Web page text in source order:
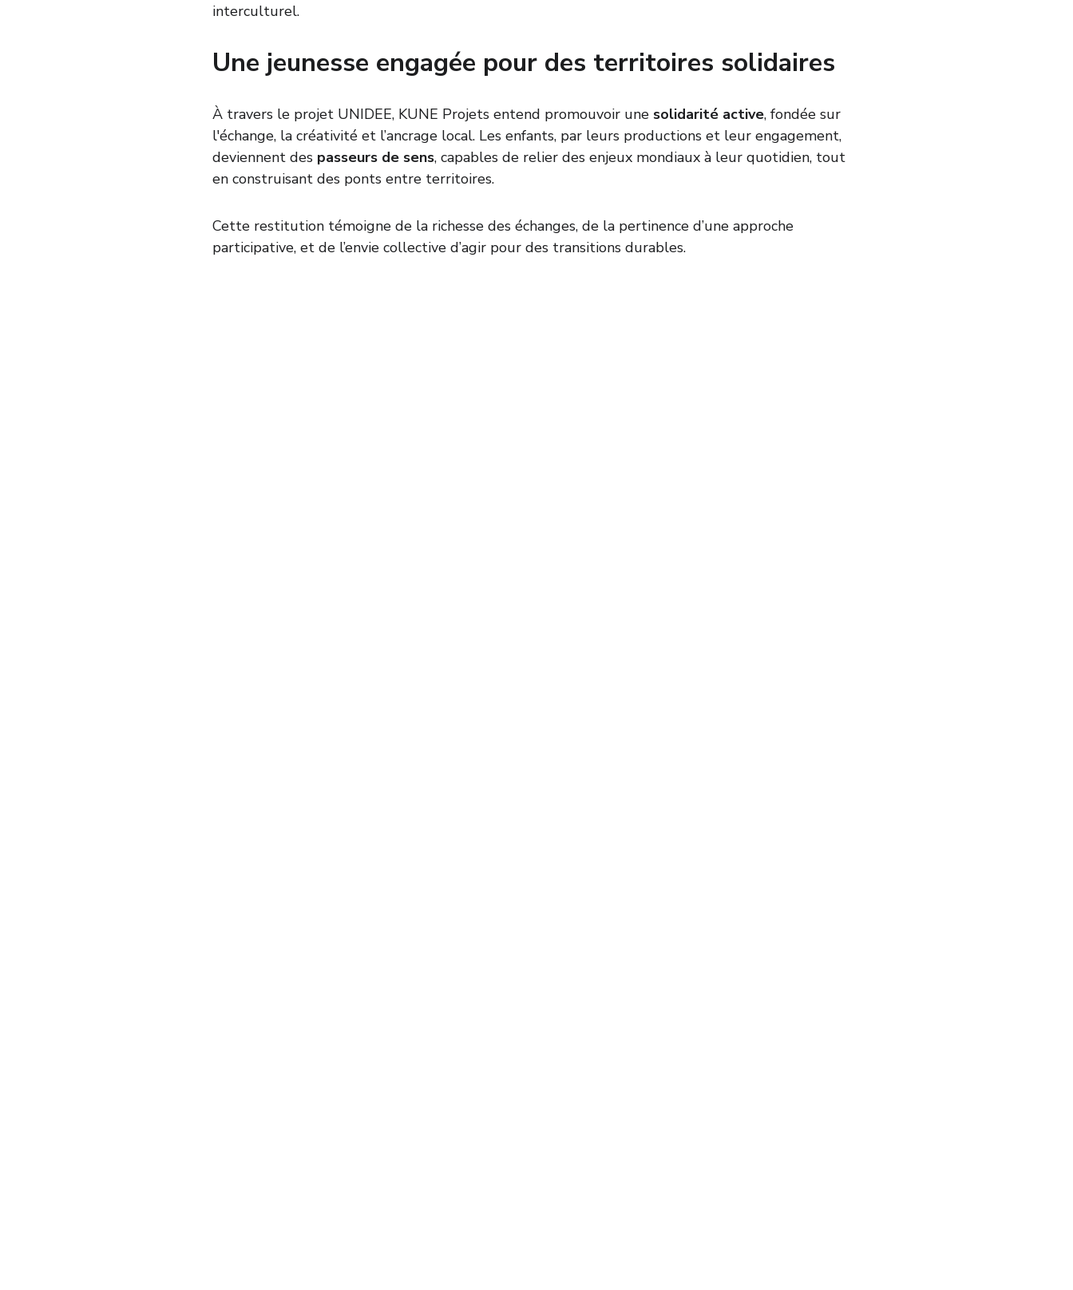
interculturel.
Une jeunesse engagée pour des territoires solidaires
À travers le projet UNIDEE, KUNE Projets entend promouvoir une solidarité active, fondée sur
l'échange, la créativité et l’ancrage local. Les enfants, par leurs productions et leur engagement,
deviennent des passeurs de sens, capables de relier des enjeux mondiaux à leur quotidien, tout
en construisant des ponts entre territoires.
Cette restitution témoigne de la richesse des échanges, de la pertinence d’une approche
participative, et de l’envie collective d’agir pour des transitions durables.